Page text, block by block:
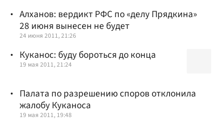
Алханов: вердикт РФС по «делу Прядкина»
28 июня вынесен не будет
24 июня 2011, 21:26
Куканос: буду бороться до конца
19 мая 2011, 21:24
Палата по разрешению споров отклонила
жалобу Куканоса
19 мая 2011, 19:48